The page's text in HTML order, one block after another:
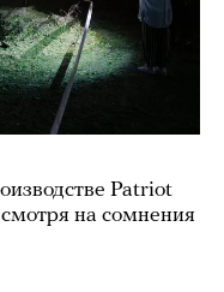
Patriot
на сомнения